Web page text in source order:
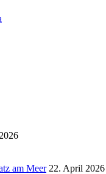
am Meer 22. April 2026